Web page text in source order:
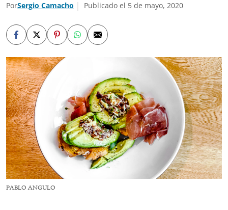
PorSergio Camacho Publicado el 5 de mayo, 2020
PABLO ANGULO